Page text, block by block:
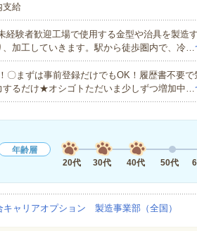
支給
経験者歓迎工場で使用する金型や治具を製造
、加工していきます。駅から徒歩圏内で、冷…
〇まずは事前登録だけでもOK！履歴書不要
するだけ★オシゴトただいま少しずつ増加中…
年齢層
20代
30代 40代 50代
キャリアオプション 製造事業部（全国）